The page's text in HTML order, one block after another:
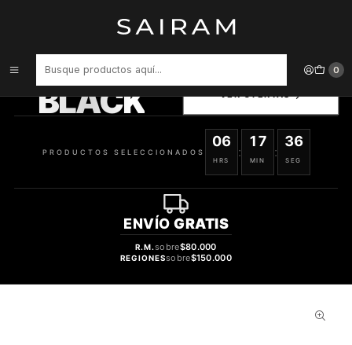
0
PERFUME ASTEN ATELIER UNISEX EDP 100 ML
BLACK
SELECCIONADOS
PRODUCTOS SELECCIONADOS
06
HRS
:
17
MIN
:
35
SEG
ENVÍO GRATIS
R.M.sobre$80.000
REGIONESsobre$150.000